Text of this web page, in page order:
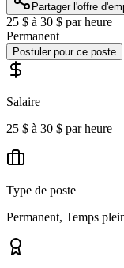
Partager l'offre
25 $ à 30 $ par heure
Permanent
Postuler pour ce poste
Salaire
25 $ à 30 $ par heure
Type de poste
Permanent, Temps